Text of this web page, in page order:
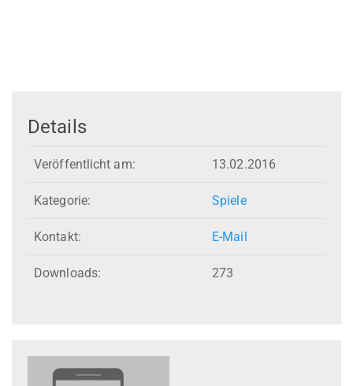
Details
Veröffentlicht am: 13.02.2016
Kategorie: Spiele
Kontakt: E-Mail
Downloads: 273